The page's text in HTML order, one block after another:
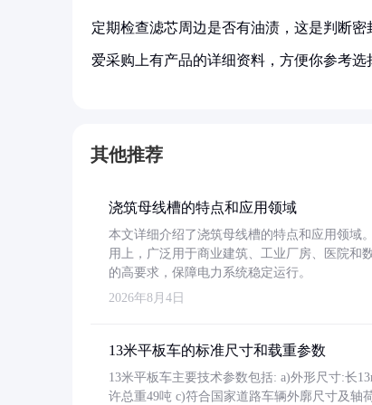
定期检查滤芯周边是否有油渍，这是判断密
爱采购上有产品的详细资料，方便你参考
其他推荐
浇筑母线槽的特点和应用领域
本文详细介绍了浇筑母线槽的特点和应用领域
用上，广泛用于商业建筑、工业厂房、医院和
的高要求，保障电力系统稳定运行。
2026年8月4日
13米平板车的标准尺寸和载重参数
13米平板车主要技术参数包括: a)外形尺寸:长
许总重49吨 c)符合国家道路车辆外廓尺寸及轴